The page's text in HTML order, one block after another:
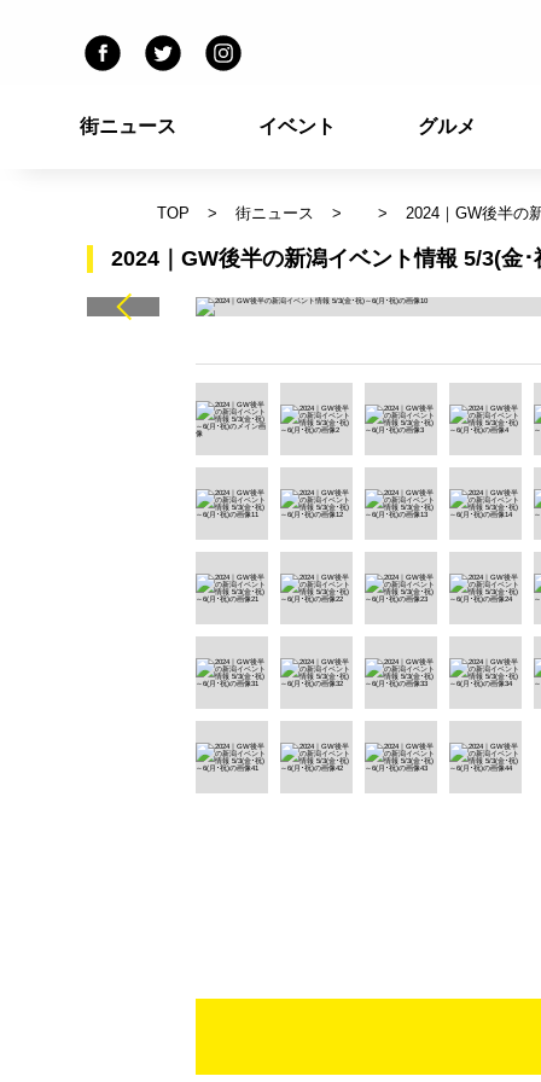
街ニュース イベント グルメ
TOP 街ニュース 2024｜GW後半の
2024｜GW後半の新潟イベント情報 5/3(金